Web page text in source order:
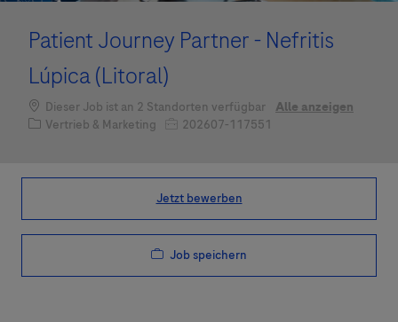
Patient Journey Partner - Nefritis
Lúpica (Litoral)
Dieser Job ist an 2 Standorten verfügbar
Alle anzeigen
Kategorie
Vertrieb & Marketing Job-ID202607-117551
Jetzt bewerben
Job speichern